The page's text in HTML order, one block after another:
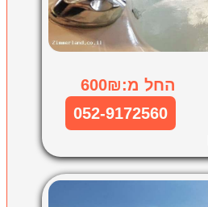
החל מ:600₪
052-9172560